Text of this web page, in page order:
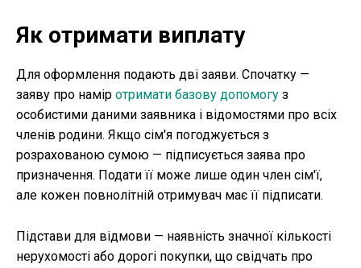
Як отримати виплату
Для оформлення подають дві заяви. Спочатку —
заяву про намір отримати базову допомогу з
особистими даними заявника і відомостями про всіх
членів родини. Якщо сім'я погоджується з
розрахованою сумою — підписується заява про
призначення. Подати її може лише один член сім'ї,
але кожен повнолітній отримувач має її підписати.
Підстави для відмови — наявність значної кількості
нерухомості або дорогі покупки, що свідчать про